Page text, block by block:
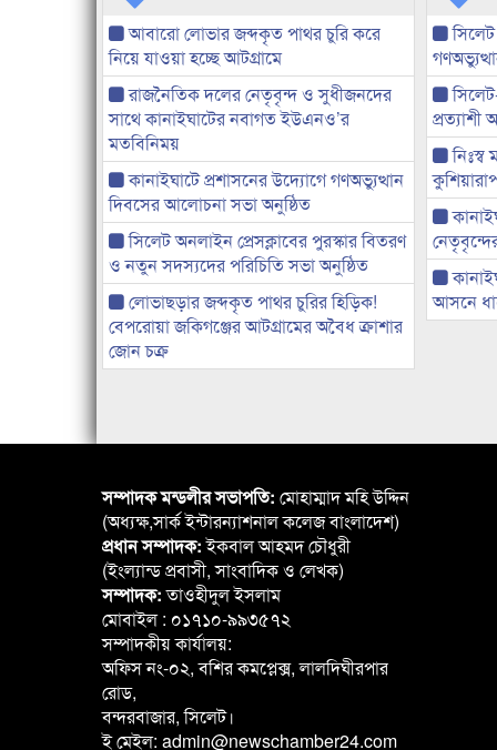
আবারো লোভার জব্দকৃত পাথর চুরি করে
নিয়ে যাওয়া হচ্ছে আটগ্রামে
রাজনৈতিক দলের নেতৃবৃন্দ ও সুধীজনদের
সাথে কানাইঘাটের নবাগত ইউএনও’র
মতবিনিময়
কানাইঘাটে প্রশাসনের উদ্যোগে গণঅভ্যুত্থান
দিবসের আলোচনা সভা অনুষ্ঠিত
সিলেট অনলাইন প্রেসক্লাবের পুরস্কার বিতরণ
ও নতুন সদস্যদের পরিচিতি সভা অনুষ্ঠিত
লোভাছড়ার জব্দকৃত পাথর চুরির হিড়িক!
বেপরোয়া জকিগঞ্জের আটগ্রামের অবৈধ ক্রাশার
জোন চক্র
নিঃস্ব
আসনে
সম্পাদক মন্ডলীর সভাপতি: মোহাম্মাদ মহি উদ্দিন
(অধ্যক্ষ,সার্ক ইন্টারন্যাশনাল কলেজ বাংলাদেশ)
প্রধান সম্পাদক:ইকবাল আহমদ চৌধুরী
(ইংল্যান্ড প্রবাসী, সাংবাদিক ও লেখক)
সম্পাদক:তাওহীদুল ইসলাম
মোবাইল : ০১৭১০-৯৯৩৫৭২
সম্পাদকীয় কার্যালয়:
অফিস নং-০২, বশির কমপ্লেক্স, লালদিঘীরপার
রোড,
বন্দরবাজার, সিলেট।
ই মেইল: admin@newschamber24.com